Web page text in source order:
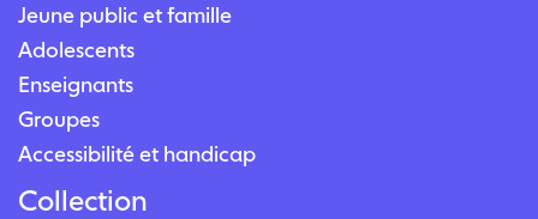
Jeune public et famille
Adolescents
Enseignants
Groupes
Accessibilité et handicap
Collection